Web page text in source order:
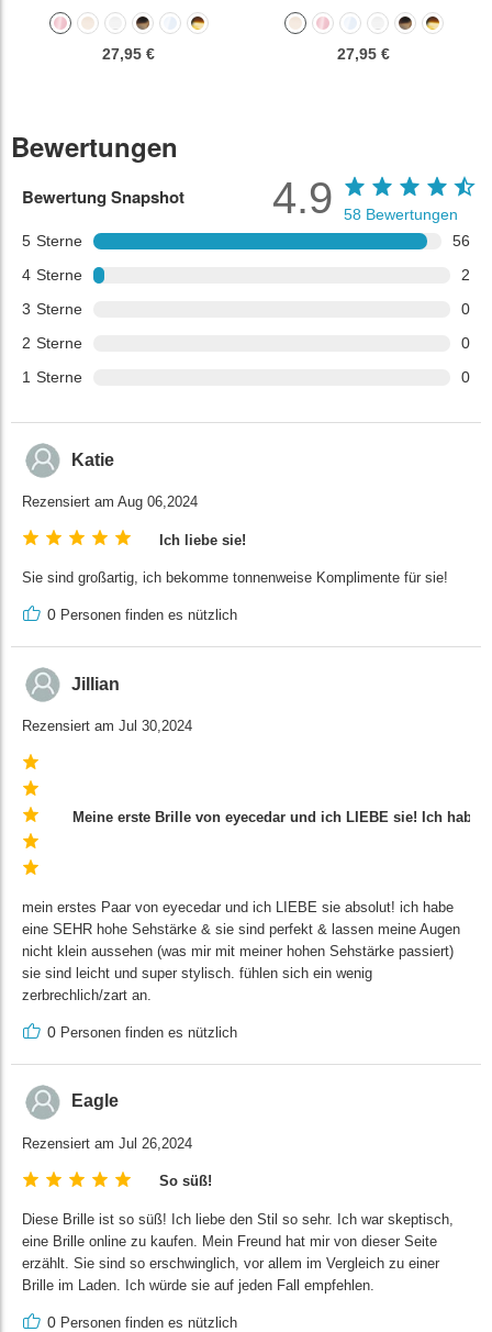
27,95 € 27,95 €
Bewertungen
Bewertung Snapshot
5 Sterne
56
4 Sterne
2
3 Sterne
0
2 Sterne
0
1 Sterne 0
4.9 58 Bewertungen
Katie
Rezensiert am Aug 06,2024
Ich liebe sie!
Sie sind großartig, ich bekomme tonnenweise Komplimente für sie!
0 Personen finden es nützlich
Jillian
Rezensiert am Jul 30,2024
Meine erste Brille von eyecedar und ich LIEBE sie! Ich
mein erstes Paar von eyecedar und ich LIEBE sie absolut! ich habe
eine SEHR hohe Sehstärke & sie sind perfekt & lassen meine Augen
nicht klein aussehen (was mir mit meiner hohen Sehstärke passiert)
sie sind leicht und super stylisch. fühlen sich ein wenig
zerbrechlich/zart an.
0 Personen finden es nützlich
Eagle
Rezensiert am Jul 26,2024
So süß!
Diese Brille ist so süß! Ich liebe den Stil so sehr. Ich war skeptisch,
eine Brille online zu kaufen. Mein Freund hat mir von dieser Seite
erzählt. Sie sind so erschwinglich, vor allem im Vergleich zu einer
Brille im Laden. Ich würde sie auf jeden Fall empfehlen.
0 Personen finden es nützlich